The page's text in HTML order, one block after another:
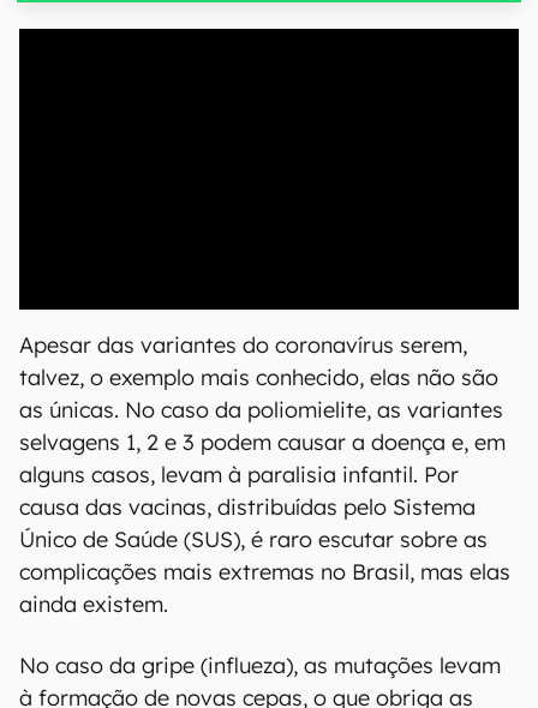
Apesar das variantes do coronavírus serem,
talvez, o exemplo mais conhecido, elas não são
as únicas. No caso da poliomielite, as variantes
selvagens 1, 2 e 3 podem causar a doença e, em
alguns casos, levam à paralisia infantil. Por
causa das vacinas, distribuídas pelo Sistema
Único de Saúde (SUS), é raro escutar sobre as
complicações mais extremas no Brasil, mas elas
ainda existem.
No caso da gripe (influeza), as mutações levam
à formação de novas cepas, o que obriga as